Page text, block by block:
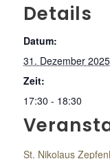
Details
Datum:
31. Dezember 2025
Zeit:
17:30 - 18:30
St. Nikolaus